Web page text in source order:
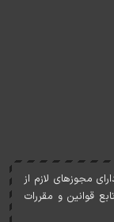
مجوزهای لازم از
قوانين و مقررات